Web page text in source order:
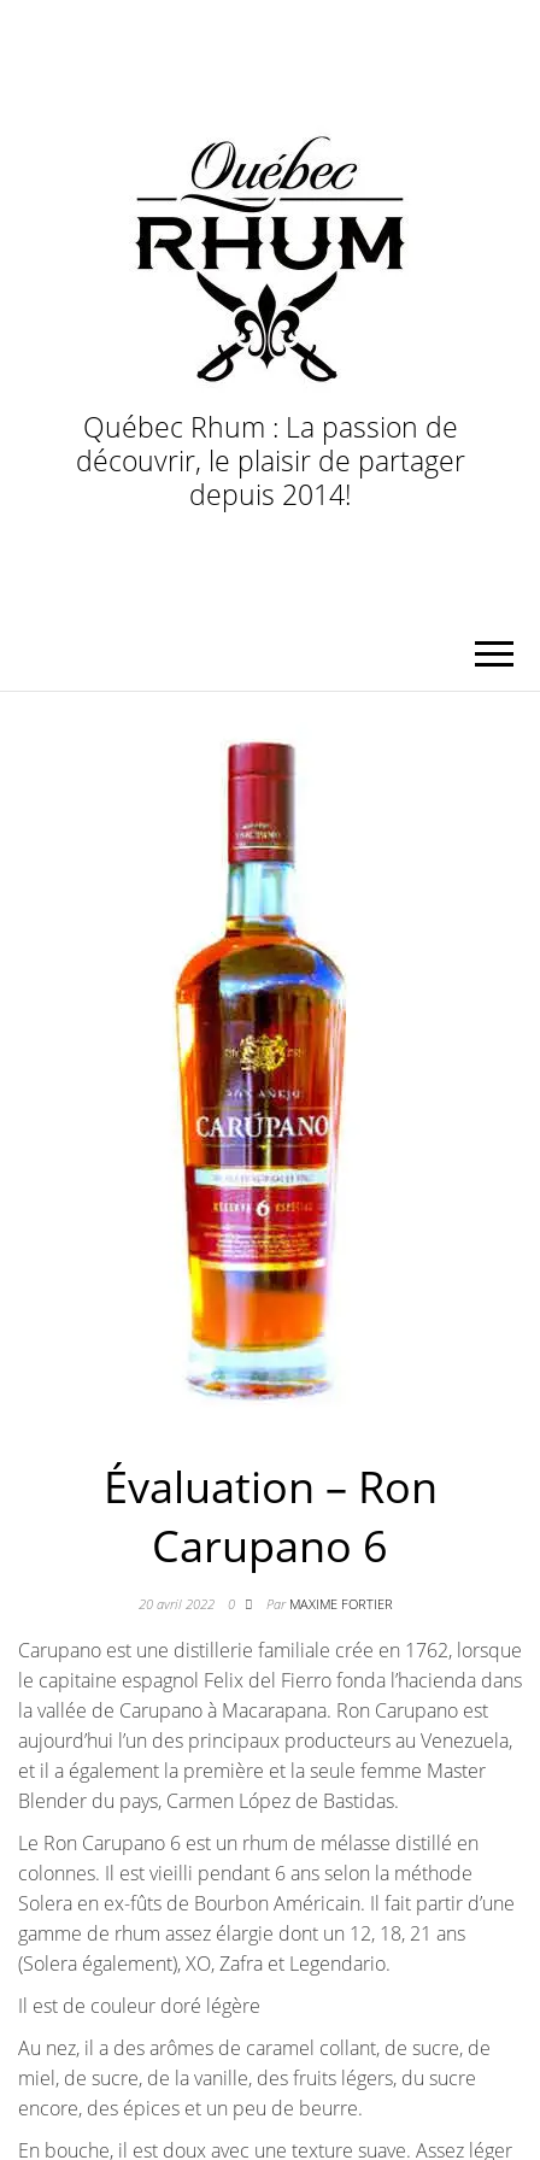
Québec Rhum : La passion de
découvrir, le plaisir de partager
depuis 2014!
Évaluation – Ron
Carupano 6
20 avril 2022 0 Par MAXIME FORTIER
Carupano est une distillerie familiale crée en 1762, lorsque
le capitaine espagnol Felix del Fierro fonda l’hacienda dans
la vallée de Carupano à Macarapana. Ron Carupano est
aujourd’hui l’un des principaux producteurs au Venezuela,
et il a également la première et la seule femme Master
Blender du pays, Carmen López de Bastidas.
Le Ron Carupano 6 est un rhum de mélasse distillé en
colonnes. Il est vieilli pendant 6 ans selon la méthode
Solera en ex-fûts de Bourbon Américain. Il fait partir d’une
gamme de rhum assez élargie dont un 12, 18, 21 ans
(Solera également), XO, Zafra et Legendario.
Il est de couleur doré légère
Au nez, il a des arômes de caramel collant, de sucre, de
miel, de sucre, de la vanille, des fruits légers, du sucre
encore, des épices et un peu de beurre.
En bouche, il est doux avec une texture suave. Assez léger